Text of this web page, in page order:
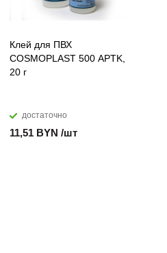
Клей для ПВХ
COSMOPLAST 500 APTK,
20 г
достаточно
11,51 BYN /шт